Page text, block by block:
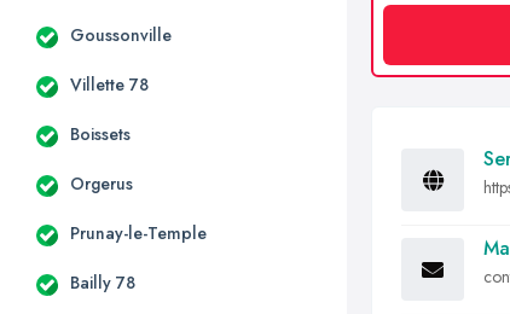
Goussonville
Villette 78
Boissets
Orgerus
Prunay-le-Temple
Bailly 78